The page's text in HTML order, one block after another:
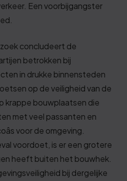
Een voorbijgangster
concludeert de
betrokken bij
in drukke binnensteden
op de veiligheid van de
krappe bouwplaatsen die
met veel passanten en
voor de omgeving.
voordoet, is er een grotere
heeft buiten het bouwhek.
bij dergelijke